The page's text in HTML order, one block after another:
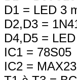
D1 = LED 3
D2,D3 =
D4,D5 =
IC1 = 78S05
IC2 =